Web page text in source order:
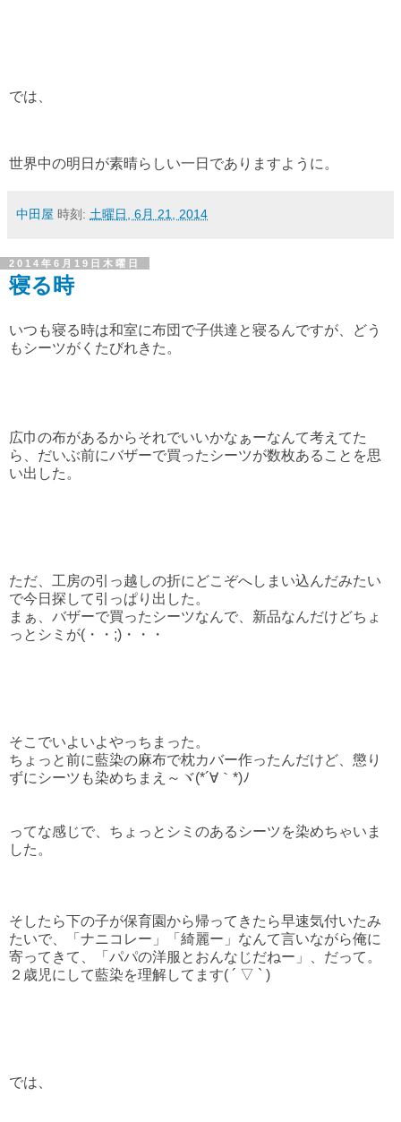
では、
世界中の明日が素晴らしい一日でありますように。
中田屋 時刻: 土曜日, 6月 21, 2014
2014年6月19日木曜日
寝る時
いつも寝る時は和室に布団で子供達と寝るんですが、どう
もシーツがくたびれきた。
広巾の布があるからそれでいいかなぁーなんて考えてた
ら、だいぶ前にバザーで買ったシーツが数枚あることを思
い出した。
ただ、工房の引っ越しの折にどこぞへしまい込んだみたい
で今日探して引っぱり出した。
まぁ、バザーで買ったシーツなんで、新品なんだけどちょ
っとシミが(・・;)・・・
そこでいよいよやっちまった。
ちょっと前に藍染の麻布で枕カバー作ったんだけど、懲り
ずにシーツも染めちまえ～ヾ(*´∀｀*)ﾉ
ってな感じで、ちょっとシミのあるシーツを染めちゃいま
した。
そしたら下の子が保育園から帰ってきたら早速気付いたみ
たいで、「ナニコレー」「綺麗ー」なんて言いながら俺に
寄ってきて、「パパの洋服とおんなじだねー」、だって。
２歳児にして藍染を理解してます( ´ ▽ ` )
では、